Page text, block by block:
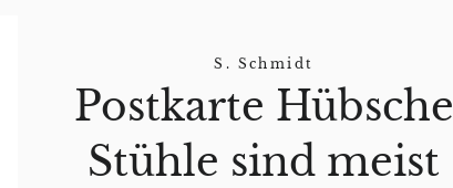
S. Schmidt
Postkarte Hübsche
Stühle sind meist